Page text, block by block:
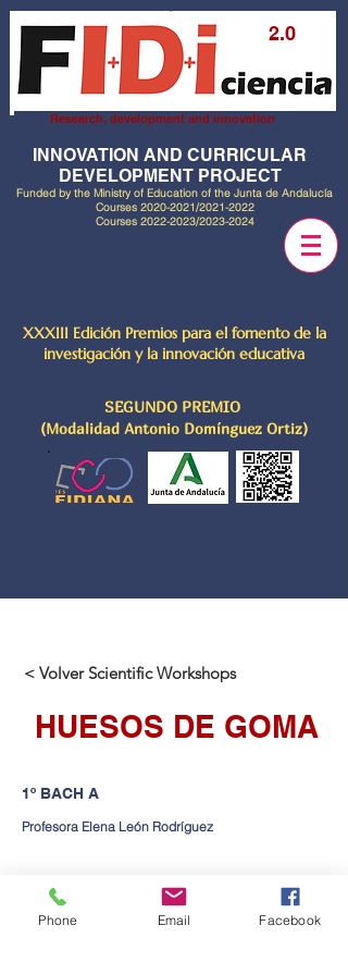
2.0
Research, development and innovation
INNOVATION AND CURRICULAR
DEVELOPMENT PROJECT
Funded by the Ministry of Education of the Junta de Andalucía
Courses 2020-2021/2021-2022
Courses 2022-2023/2023-2024
XXXIII Edición Premios para el fomento de la
investigación y la innovación educativa
SEGUNDO PREMIO
(Modalidad Antonio Domínguez Ortiz)
< Volver Scientific Workshops
HUESOS DE GOMA
1º BACH A
Profesora Elena León Rodríguez
Contact us
Phone Email Facebook